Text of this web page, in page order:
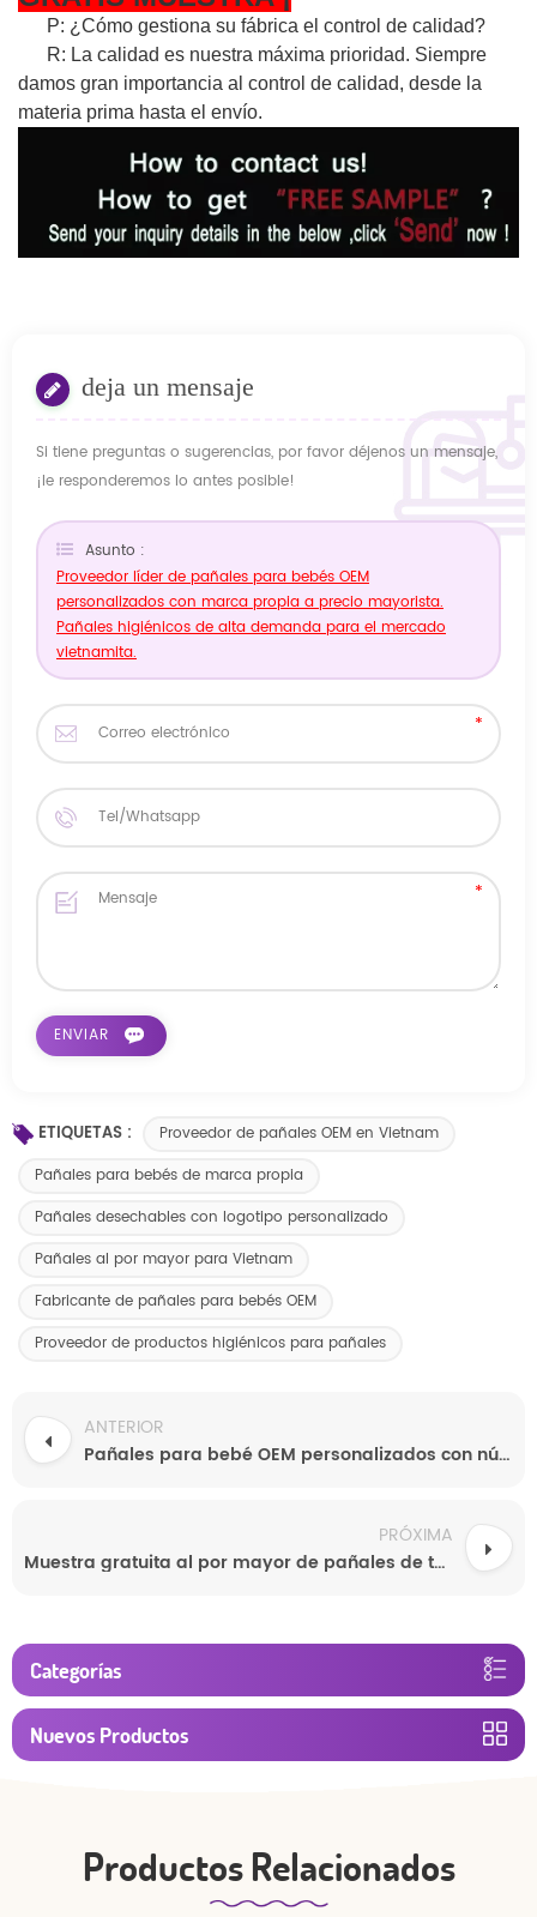
P: ¿Cómo gestiona su fábrica el control de calidad?
R: La calidad es nuestra máxima prioridad. Siempre
damos gran importancia al control de calidad, desde la
materia prima hasta el envío.
deja un mensaje
Si tiene preguntas o sugerencias, por favor déjenos un mensaje,
¡le responderemos lo antes posible!
Asunto :
Proveedor líder de pañales para bebés OEM
personalizados con marca propia a precio mayorista.
Pañales higiénicos de alta demanda para el mercado
vietnamita.
ETIQUETAS :
Proveedor de pañales OEM en Vietnam
Pañales para bebés de marca propia
Pañales desechables con logotipo personalizado
Pañales al por mayor para Vietnam
Fabricante de pañales para bebés OEM
Proveedor de productos higiénicos para pañales
ANTERIOR
Pañales para bebé OEM personalizados con núcleo superabsorbente y capa superior suave y transpirable. Muestras gratuitas directamente del fabricante.
PRÓXIMA
Muestra gratuita al por mayor de pañales de tela superabsorbentes, suaves, transpirables y coloridos para bebés, ideales para comodidad, estilo y entrenamiento.
Categorías
Nuevos Productos
Productos Relacionados